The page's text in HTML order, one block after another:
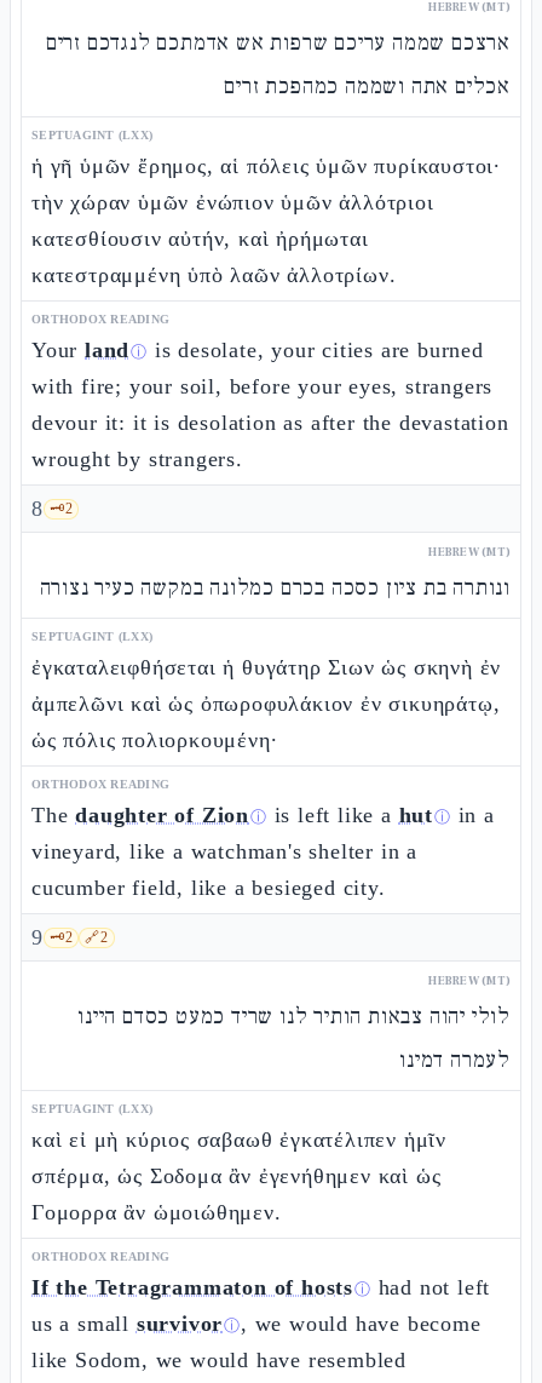
HEBREW (MT)
ארצכם שממה עריכם שרפות אש אדמתכם לנגדכם זרים
אכלים אתה ושממה כמהפכת זרים
SEPTUAGINT (LXX)
ἡ γῆ ὑμῶν ἔρημος, αἱ πόλεις ὑμῶν πυρίκαυστοι·
τὴν χώραν ὑμῶν ἐνώπιον ὑμῶν ἀλλότριοι
κατεσθίουσιν αὐτήν, καὶ ἠρήμωται
κατεστραμμένη ὑπὸ λαῶν ἀλλοτρίων.
ORTHODOX READING
Your landⓘ is desolate, your cities are burned
with fire; your soil, before your eyes, strangers
devour it: it is desolation as after the devastation
wrought by strangers.
8 🗝️2
HEBREW (MT)
ונותרה בת ציון כסכה בכרם כמלונה במקשה כעיר נצורה
SEPTUAGINT (LXX)
ἐγκαταλειφθήσεται ἡ θυγάτηρ Σιων ὡς σκηνὴ ἐν
ἀμπελῶνι καὶ ὡς ὀπωροφυλάκιον ἐν σικυηράτῳ,
ὡς πόλις πολιορκουμένη·
ORTHODOX READING
Thedaughter of Zionⓘ is left like a hutⓘ in a
vineyard, like a watchman's shelter in a
cucumber field, like a besieged city.
9 🗝️2 🔗2
HEBREW (MT)
לולי יהוה צבאות הותיר לנו שריד כמעט כסדם היינו
לעמרה דמינו
SEPTUAGINT (LXX)
καὶ εἰ μὴ κύριος σαβαωθ ἐγκατέλιπεν ἡμῖν
σπέρμα, ὡς Σοδομα ἂν ἐγενήθημεν καὶ ὡς
Γομορρα ἂν ὡμοιώθημεν.
ORTHODOX READING
If the Tetragrammaton of hostsⓘ had not left
us a small survivorⓘ, we would have become
like Sodom, we would have resembled